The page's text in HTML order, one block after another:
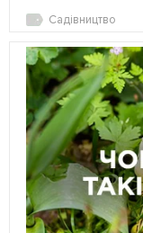
Садівництво